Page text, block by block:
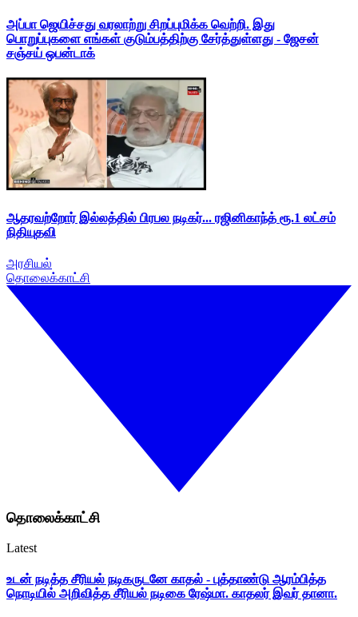
அப்பா ஜெயிச்சது வரலாற்று சிறப்புமிக்க வெற்றி. இது
பொறுப்புகளை எங்கள் குடும்பத்திற்கு சேர்த்துள்ளது - ஜேசன்
சஞ்சய் ஒபன்டாக்
ஆதரவற்றோர் இல்லத்தில் பிரபல நடிகர்... ரஜினிகாந்த் ரூ.1 லட்சம்
நிதியுதவி
அரசியல்
தொலைக்காட்சி
தொலைக்காட்சி
Latest
உடன் நடித்த சீரியல் நடிகருடனே காதல் - புத்தாண்டு ஆரம்பித்த
நொடியில் அறிவித்த சீரியல் நடிகை ரேஷ்மா. காதலர் இவர் தானா.